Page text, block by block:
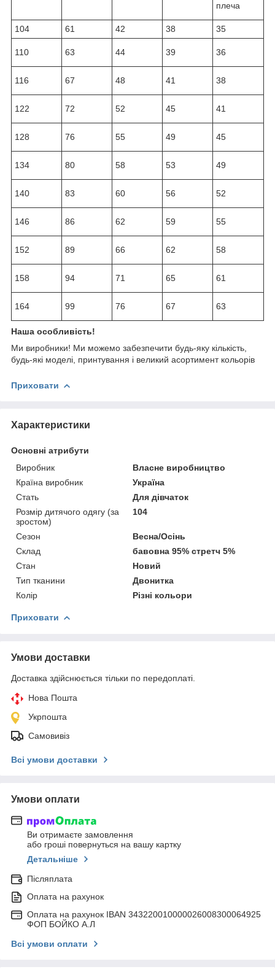
плеча
104 61 42 38 35
110 63 44 39 36
116 67 48 41 38
122 72 52 45 41
128 76 55 49 45
134 80 58 53 49
140 83 60 56 52
146 86 62 59 55
152 89 66 62 58
158 94 71 65 61
164 99 76 67 63
Наша особливість!
Ми виробники! Ми можемо забезпечити будь-яку кількість,
будь-які моделі, принтування і великий асортимент кольорів
Приховати
Характеристики
Основні атрибути
Виробник
Власне виробництво
Країна виробник
Україна
Стать
Для дівчаток
Розмір дитячого одягу (за
зростом)
104
Сезон
Весна/Осінь
Склад
бавовна 95% стретч 5%
Стан
Новий
Тип тканини
Двонитка
Колір
Різні кольори
Приховати
Умови доставки
Доставка здійснюється тільки по передоплаті.
Нова Пошта
Укрпошта
Самовивіз
Всі умови доставки
Умови оплати
Ви отримаєте замовлення
або гроші повернуться на вашу картку
Детальніше
Післяплата
Оплата на рахунок
Оплата на рахунок IBAN 343220010000026008300064925
ФОП БОЙКО А.Л
Всі умови оплати